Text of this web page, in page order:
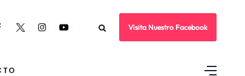
Visita Nuestro Facebook